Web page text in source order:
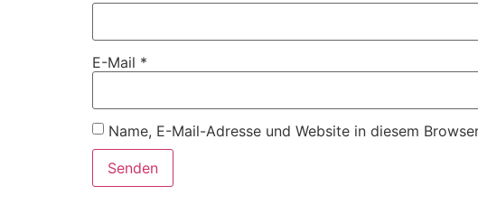
E-Mail *
Name, E-Mail-Adresse und Website in diesem